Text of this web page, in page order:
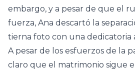
embargo, y a pesar de que el
fuerza, Ana descartó la
tierna foto con una dedicatoria
A pesar de los esfuerzos de la
claro que el matrimonio sigue